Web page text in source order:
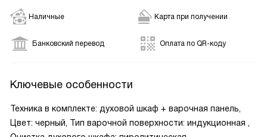
Наличные Карта при получении
Банковский перевод Оплата по QR-коду
Ключевые особенности
Техника в комплекте: духовой шкаф + варочная панель,
Цвет: черный, Тип варочной поверхности: индукционная ,